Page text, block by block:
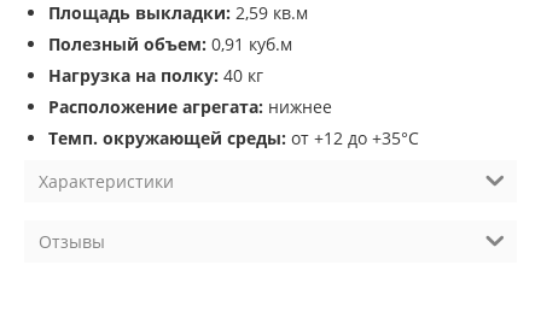
Площадь выкладки: 2,59 кв.м
Полезный объем: 0,91 куб.м
Нагрузка на полку: 40 кг
Расположение агрегата: нижнее
Темп. окружающей среды: от +12 до +35°С
Характеристики
Отзывы